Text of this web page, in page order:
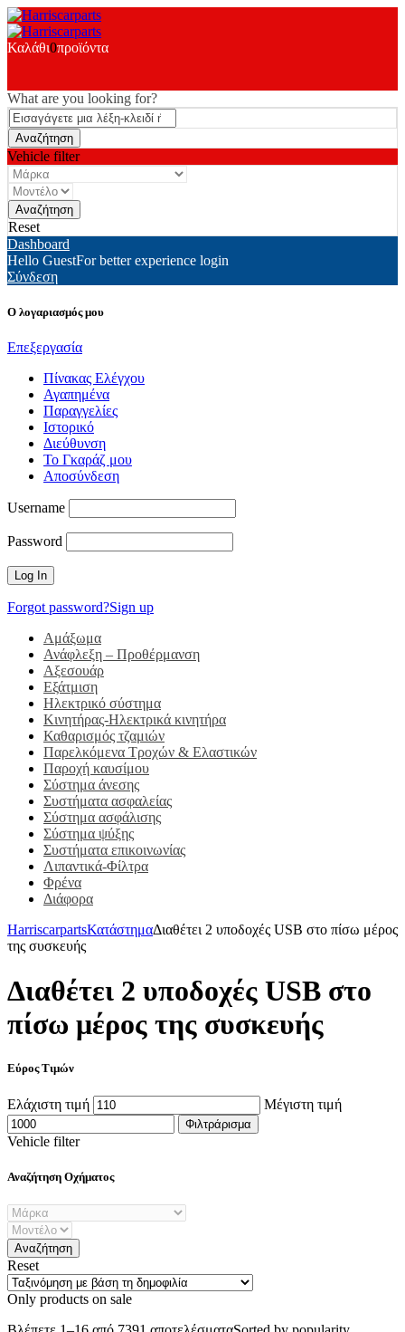
Καλάθι0προϊόντα
What are you looking for?
Vehicle filter
Reset
Dashboard
Hello GuestFor better experience login
Σύνδεση
Ο λογαριασμός μου
Επεξεργασία
Πίνακας Ελέγχου
Αγαπημένα
Παραγγελίες
Ιστορικό
Διεύθυνση
Το Γκαράζ μου
Αποσύνδεση
Username
Password
Forgot password?Sign up
Αμάξωμα
Ανάφλεξη – Προθέρμανση
Αξεσουάρ
Εξάτμιση
Ηλεκτρικό σύστημα
Κινητήρας-Ηλεκτρικά κινητήρα
Καθαρισμός τζαμιών
Παρελκόμενα Τροχών & Ελαστικών
Παροχή καυσίμου
Σύστημα άνεσης
Συστήματα ασφαλείας
Σύστημα ασφάλισης
Σύστημα ψύξης
Συστήματα επικοινωνίας
Λιπαντικά-Φίλτρα
Φρένα
Διάφορα
HarriscarpartsΚατάστημαΔιαθέτει 2 υποδοχές USB στο πίσω μέρος
της συσκευής
Διαθέτει 2 υποδοχές USB στο
πίσω μέρος της συσκευής
Εύρος Τιμών
Ελάχιστη τιμή Μέγιστη τιμή
Φιλτράρισμα
Vehicle filter
Αναζήτηση Οχήματος
Reset
Only products on sale